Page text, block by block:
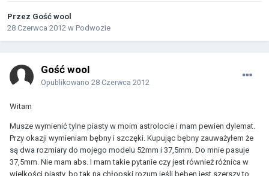
Przez Gość wool
28 Czerwca 2012 w Podwozie
Gość wool
Opublikowano 28 Czerwca 2012
Witam
Musze wymienić tylne piasty w moim astrolocie i mam pewien dylemat.
Przy okazji wymieniam bębny i szczęki. Kupując bębny zauważyłem że
są dwa rozmiary do mojego modelu 52mm i 37,5mm. Do mnie pasuje
37,5mm. Nie mam abs. I mam takie pytanie czy jest również różnica w
wielkości piasty, bo tak na chłopski rozum jeśli bęben jest szerszy to